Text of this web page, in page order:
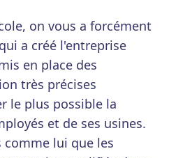
on vous a forcément
a créé l'entreprise
en place des
très précises
le plus possible la
et de ses usines.
comme lui que les